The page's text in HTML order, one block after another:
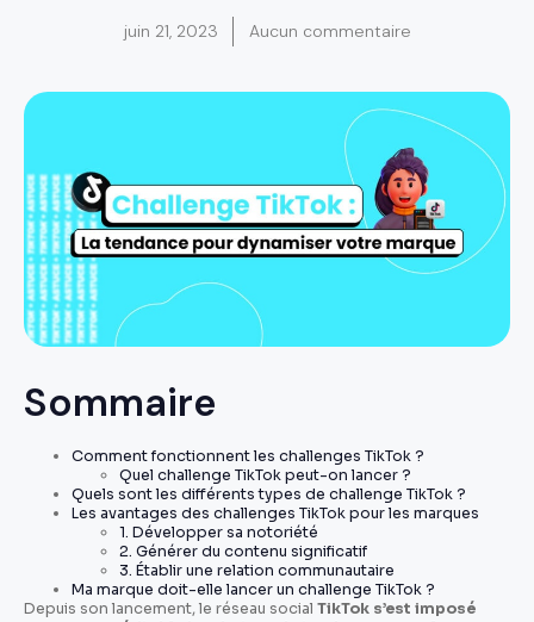
juin 21, 2023 Aucun commentaire
Sommaire
Comment fonctionnent les challenges TikTok ?
Quel challenge TikTok peut-on lancer ?
Quels sont les différents types de challenge TikTok ?
Les avantages des challenges TikTok pour les marques
1. Développer sa notoriété
2. Générer du contenu significatif
3. Établir une relation communautaire
Ma marque doit-elle lancer un challenge TikTok ?
Depuis son lancement, le réseau social TikTok s’est imposé